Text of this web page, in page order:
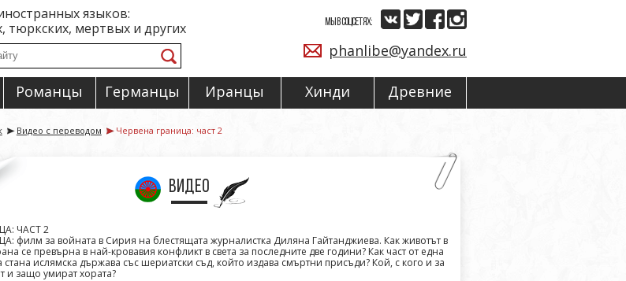
языков:
тюркских, мертвых и других
МЫ В СОЦСЕТЯХ:
phanlibe@yandex.ru
Романцы Германцы Иранцы Хинди Древние
Видео с переводом Червена граница: част 2
видео
ЧАСТ 2
филм за войната в Сирия на блестящата журналистка Диляна Гайтанджиева. Как животът в
се превърна в най-кровавия конфликт в света за последните две години? Как част от една
стана ислямска държава със шериатски съд, който издава смъртни присъди? Кой, с кого и за
и защо умират хората?